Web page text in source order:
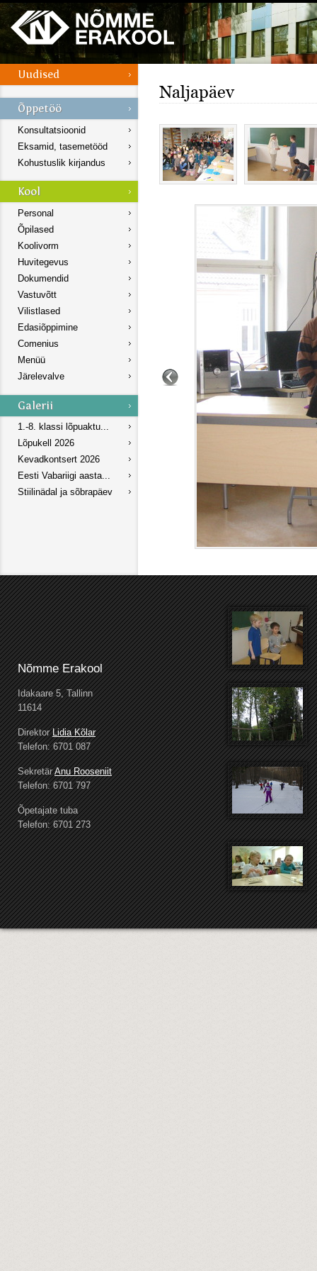
Konsultatsioonid
Eksamid, tasemetööd
Kohustuslik kirjandus
Personal
Õpilased
Koolivorm
Huvitegevus
Dokumendid
Vastuvõtt
Vilistlased
Edasiõppimine
Comenius
Menüü
Järelevalve
1.-8. klassi lõpuaktu...
Lõpukell 2026
Kevadkontsert 2026
Eesti Vabariigi aasta...
Stiilinädal ja sõbrapäev
Naljapäev
Nõmme Erakool
Idakaare 5, Tallinn
11614
DirektorLidia Kõlar
Telefon: 6701 087
SekretärAnu Rooseniit
Telefon: 6701 797
Õpetajate tuba
Telefon: 6701 273